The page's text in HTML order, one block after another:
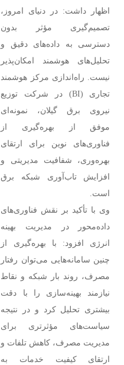
اظهار داشت: در دنیای امروز،
تصمیم‌گیری مؤثر بدون
دسترسی به داده‌های دقیق و
تحلیل‌های هوشمند امکان‌پذیر
نیست. راه‌اندازی مرکز هوشمند
تجاری (BI) در شرکت توزیع
نیروی برق گیلان، نمونه‌ای
موفق از بهره‌گیری از
فناوری‌های نوین برای ارتقای
بهره‌وری، شفافیت مدیریتی و
افزایش تاب‌آوری شبکه برق
است.
وی با تأکید بر نقش فناوری‌های
داده‌محور در مدیریت بهینه
انرژی افزود: با بهره‌گیری از
چنین سامانه‌هایی می‌توان رفتار
مصرف، روند بار شبکه و نقاط
نیازمند بهینه‌سازی را با دقت
بیشتری تحلیل کرد و در نتیجه
سیاست‌های مؤثرتری برای
مدیریت مصرف، کاهش تلفات و
ارتقای کیفیت خدمات به